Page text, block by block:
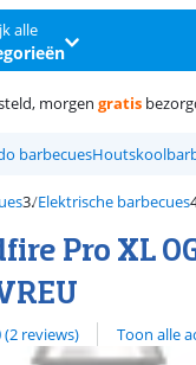
alle
morgen gratis
barbecues
Elektrische barbecues
Pro XL
10, gebaseerd op 2
(2 reviews) Toon alle